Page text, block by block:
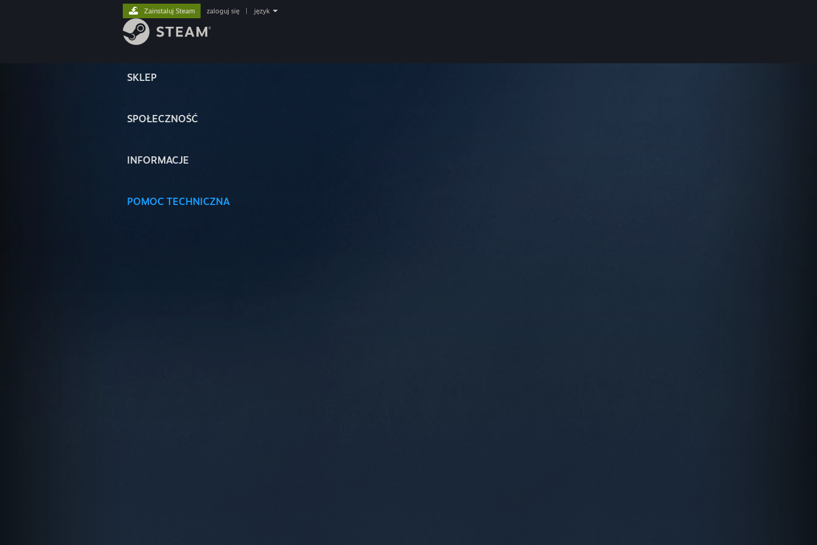
SKLEP
SPOŁECZNOŚĆ
INFORMACJE
POMOC TECHNICZNA
Zainstaluj Steam zaloguj się język